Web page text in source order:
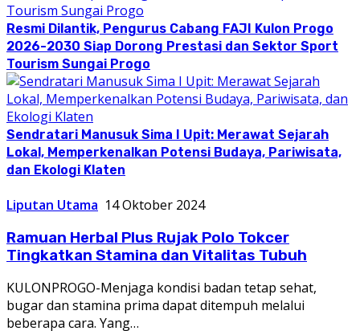
Resmi Dilantik, Pengurus Cabang FAJI Kulon Progo
2026-2030 Siap Dorong Prestasi dan Sektor Sport
Tourism Sungai Progo
Sendratari Manusuk Sima I Upit: Merawat Sejarah
Lokal, Memperkenalkan Potensi Budaya, Pariwisata,
dan Ekologi Klaten
Liputan Utama 14 Oktober 2024
Ramuan Herbal Plus Rujak Polo Tokcer
Tingkatkan Stamina dan Vitalitas Tubuh
KULONPROGO-Menjaga kondisi badan tetap sehat,
bugar dan stamina prima dapat ditempuh melalui
beberapa cara. Yang…